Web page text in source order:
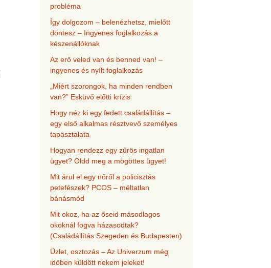
probléma
Így dolgozom – belenézhetsz, mielőtt
döntesz – Ingyenes foglalkozás a
készenállóknak
Az erő veled van és benned van! –
ingyenes és nyílt foglalkozás
„Miért szorongok, ha minden rendben
van?” Esküvő előtti krízis
Hogy néz ki egy fedett családállítás –
egy első alkalmas résztvevő személyes
tapasztalata
Hogyan rendezz egy zűrös ingatlan
ügyet? Oldd meg a mögöttes ügyet!
Mit árul el egy nőről a policisztás
petefészek? PCOS – méltatlan
bánásmód
Mit okoz, ha az őseid másodlagos
okoknál fogva házasodtak?
(Családállítás Szegeden és Budapesten)
Üzlet, osztozás – Az Univerzum még
időben küldött nekem jeleket!